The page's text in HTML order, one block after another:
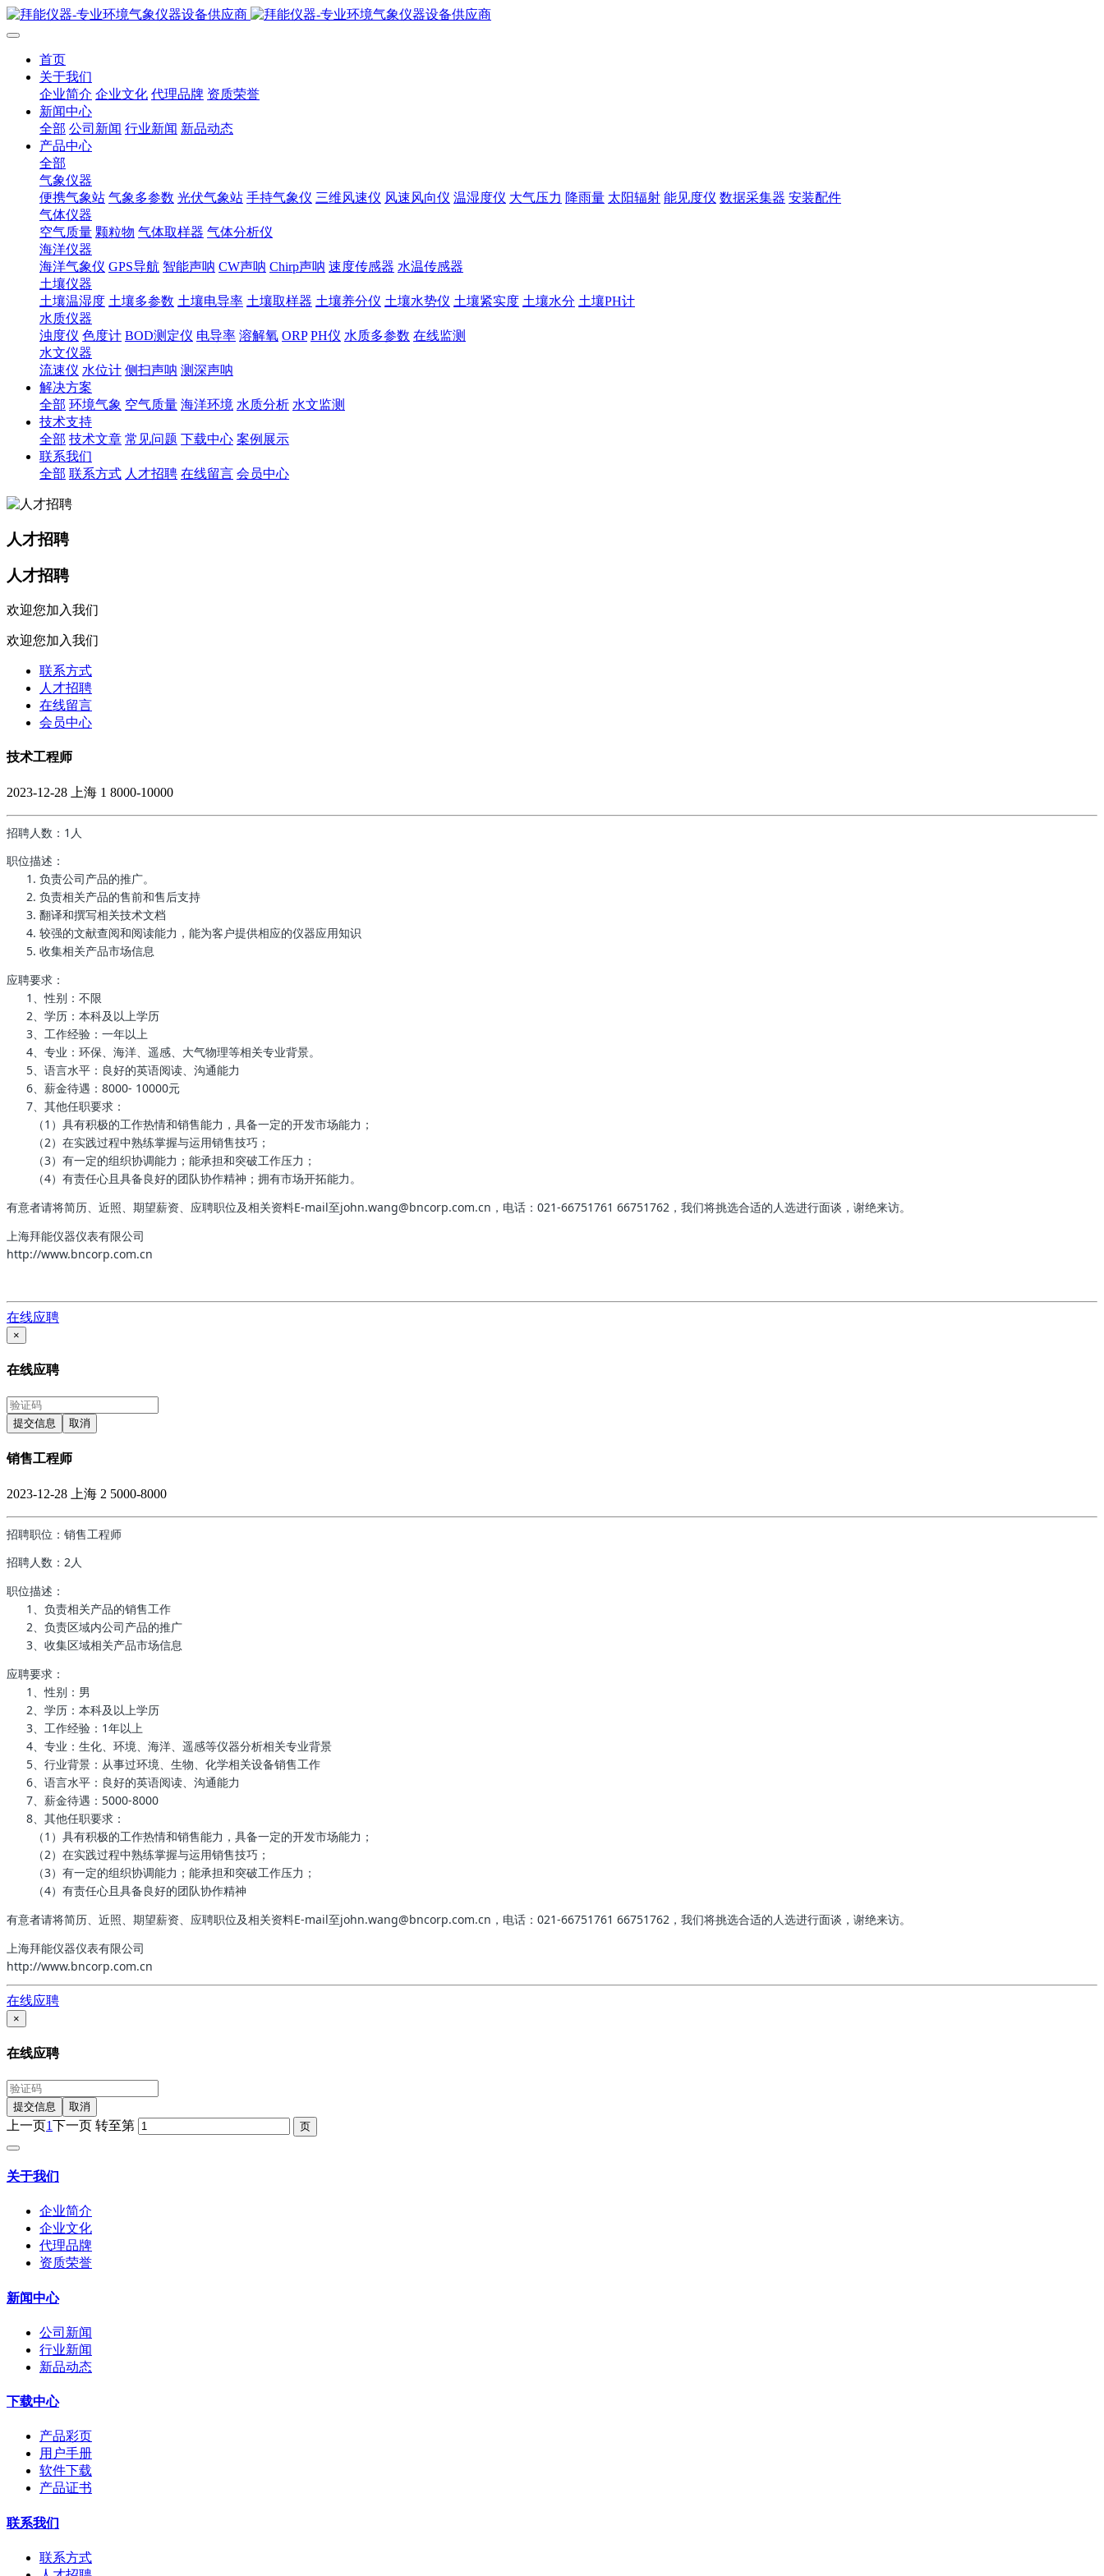
首页
关于我们
企业简介 企业文化 代理品牌 资质荣誉
新闻中心
全部 公司新闻 行业新闻 新品动态
产品中心
全部
气象仪器
便携气象站 气象多参数 光伏气象站 手持气象仪 三维风速仪 风速风向仪 温湿度仪 大气压力 降雨量 太阳辐射 能见度仪 数据采集器 安装配件
气体仪器
空气质量 颗粒物 气体取样器 气体分析仪
海洋仪器
海洋气象仪 GPS导航 智能声呐 CW声呐 Chirp声呐 速度传感器 水温传感器
土壤仪器
土壤温湿度 土壤多参数 土壤电导率 土壤取样器 土壤养分仪 土壤水势仪 土壤紧实度 土壤水分 土壤PH计
水质仪器
浊度仪 色度计 BOD测定仪 电导率 溶解氧 ORP PH仪 水质多参数 在线监测
水文仪器
流速仪 水位计 侧扫声呐 测深声呐
解决方案
全部 环境气象 空气质量 海洋环境 水质分析 水文监测
技术支持
全部 技术文章 常见问题 下载中心 案例展示
联系我们
全部 联系方式 人才招聘 在线留言 会员中心
人才招聘
人才招聘
欢迎您加入我们
欢迎您加入我们
联系方式
人才招聘
在线留言
会员中心
技术工程师
2023-12-28 上海 1 8000-10000
招聘人数：1人
职位描述：
1. 负责公司产品的推广。
2. 负责相关产品的售前和售后支持
3. 翻译和撰写相关技术文档
4. 较强的文献查阅和阅读能力，能为客户提供相应的仪器应用知识
5. 收集相关产品市场信息
应聘要求：
1、性别：不限
2、学历：本科及以上学历
3、工作经验：一年以上
4、专业：环保、海洋、遥感、大气物理等相关专业背景。
5、语言水平：良好的英语阅读、沟通能力
6、薪金待遇：8000- 10000元
7、其他任职要求：
（1）具有积极的工作热情和销售能力，具备一定的开发市场能力；
（2）在实践过程中熟练掌握与运用销售技巧；
（3）有一定的组织协调能力；能承担和突破工作压力；
（4）有责任心且具备良好的团队协作精神；拥有市场开拓能力。
有意者请将简历、近照、期望薪资、应聘职位及相关资料E-mail至john.wang@bncorp.com.cn，电话：021-66751761 66751762，我们将挑选合适的人选进行面谈，谢绝来访。
上海拜能仪器仪表有限公司
http://www.bncorp.com.cn
在线应聘
×
在线应聘
提交信息 取消
销售工程师
2023-12-28 上海 2 5000-8000
招聘职位：销售工程师
招聘人数：2人
职位描述：
1、负责相关产品的销售工作
2、负责区域内公司产品的推广
3、收集区域相关产品市场信息
应聘要求：
1、性别：男
2、学历：本科及以上学历
3、工作经验：1年以上
4、专业：生化、环境、海洋、遥感等仪器分析相关专业背景
5、行业背景：从事过环境、生物、化学相关设备销售工作
6、语言水平：良好的英语阅读、沟通能力
7、薪金待遇：5000-8000
8、其他任职要求：
（1）具有积极的工作热情和销售能力，具备一定的开发市场能力；
（2）在实践过程中熟练掌握与运用销售技巧；
（3）有一定的组织协调能力；能承担和突破工作压力；
（4）有责任心且具备良好的团队协作精神
有意者请将简历、近照、期望薪资、应聘职位及相关资料E-mail至john.wang@bncorp.com.cn，电话：021-66751761 66751762，我们将挑选合适的人选进行面谈，谢绝来访。
上海拜能仪器仪表有限公司
http://www.bncorp.com.cn
在线应聘
×
在线应聘
提交信息 取消
上一页1下一页 转至第
关于我们
企业简介
企业文化
代理品牌
资质荣誉
新闻中心
公司新闻
行业新闻
新品动态
下载中心
产品彩页
用户手册
软件下载
产品证书
联系我们
联系方式